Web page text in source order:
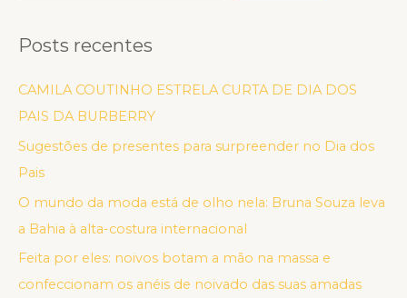
Posts recentes
CAMILA COUTINHO ESTRELA CURTA DE DIA DOS
PAIS DA BURBERRY
Sugestões de presentes para surpreender no Dia dos
Pais
O mundo da moda está de olho nela: Bruna Souza leva
a Bahia à alta-costura internacional
Feita por eles: noivos botam a mão na massa e
confeccionam os anéis de noivado das suas amadas